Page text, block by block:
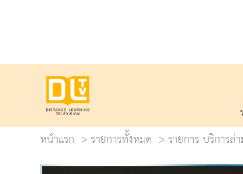
หน้าแรก
รายการทั้งหมด รายการ บริการ